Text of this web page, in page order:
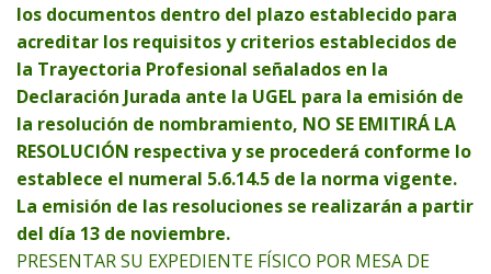
los documentos dentro del plazo establecido para
acreditar los requisitos y criterios establecidos de
la Trayectoria Profesional señalados en la
Declaración Jurada ante la UGEL para la emisión de
la resolución de nombramiento, NO SE EMITIRÁ LA
RESOLUCIÓN respectiva y se procederá conforme lo
establece el numeral 5.6.14.5 de la norma vigente.
La emisión de las resoluciones se realizarán a partir
del día 13 de noviembre.
PRESENTAR SU EXPEDIENTE FÍSICO POR MESA DE